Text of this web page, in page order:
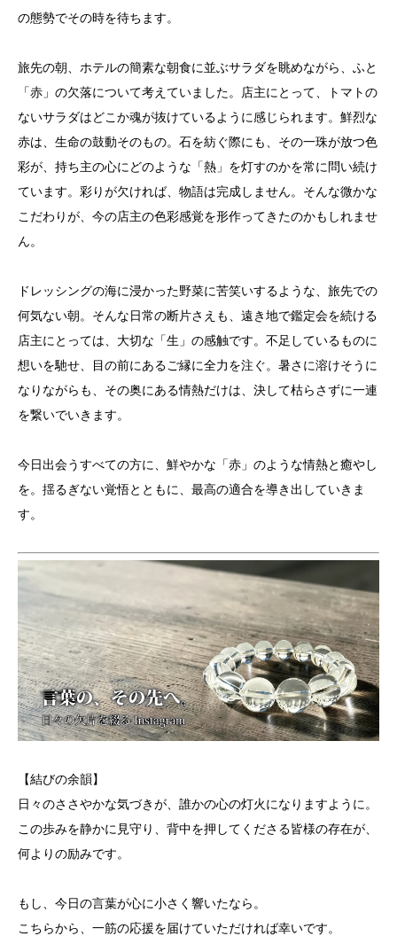
の態勢でその時を待ちます。
旅先の朝、ホテルの簡素な朝食に並ぶサラダを眺めながら、ふと
「赤」の欠落について考えていました。店主にとって、トマトの
ないサラダはどこか魂が抜けているように感じられます。鮮烈な
赤は、生命の鼓動そのもの。石を紡ぐ際にも、その一珠が放つ色
彩が、持ち主の心にどのような「熱」を灯すのかを常に問い続け
ています。彩りが欠ければ、物語は完成しません。そんな微かな
こだわりが、今の店主の色彩感覚を形作ってきたのかもしれませ
ん。
ドレッシングの海に浸かった野菜に苦笑いするような、旅先での
何気ない朝。そんな日常の断片さえも、遠き地で鑑定会を続ける
店主にとっては、大切な「生」の感触です。不足しているものに
想いを馳せ、目の前にあるご縁に全力を注ぐ。暑さに溶けそうに
なりながらも、その奥にある情熱だけは、決して枯らさずに一連
を繋いでいきます。
今日出会うすべての方に、鮮やかな「赤」のような情熱と癒やし
を。揺るぎない覚悟とともに、最高の適合を導き出していきま
す。
【結びの余韻】
日々のささやかな気づきが、誰かの心の灯火になりますように。
この歩みを静かに見守り、背中を押してくださる皆様の存在が、
何よりの励みです。
もし、今日の言葉が心に小さく響いたなら。
こちらから、一筋の応援を届けていただければ幸いです。